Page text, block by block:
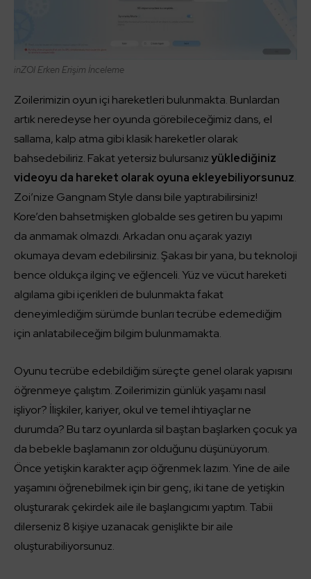
inZOIErken Erişim İnceleme
Zoilerimizin oyun içi hareketleri bulunmakta. Bunlardan
artık neredeyse her oyunda görebileceğimiz dans, el
sallama, kalp atma gibi klasik hareketler olarak
bahsedebiliriz. Fakat yetersiz bulursanızyüklediğiniz
videoyu da hareket olarak oyuna ekleyebiliyorsunuz.
Zoi’nize Gangnam Style dansı bile yaptırabilirsiniz!
Kore’den bahsetmişken globalde ses getiren bu yapımı
da anmamak olmazdı. Arkadan onu açarak yazıyı
okumaya devam edebilirsiniz. Şakası bir yana, bu teknoloji
bence oldukça ilginç ve eğlenceli. Yüz ve vücut hareketi
algılama gibi içerikleri de bulunmakta fakat
deneyimlediğim sürümde bunları tecrübe edemediğim
için anlatabileceğim bilgim bulunmamakta.
Oyunu tecrübe edebildiğim süreçte genel olarak yapısını
öğrenmeye çalıştım. Zoilerimizin günlük yaşamı nasıl
işliyor? İlişkiler, kariyer, okul ve temel ihtiyaçlar ne
durumda? Bu tarz oyunlarda sil baştan başlarken çocuk ya
da bebekle başlamanın zor olduğunu düşünüyorum.
Önce yetişkin karakter açıp öğrenmek lazım. Yine de aile
yaşamını öğrenebilmek için bir genç, iki tane de yetişkin
oluşturarak çekirdek aile ile başlangıcımı yaptım. Tabii
dilerseniz 8 kişiye uzanacak genişlikte bir aile
oluşturabiliyorsunuz.